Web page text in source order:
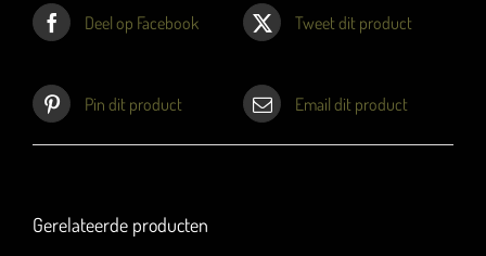
Deel op Facebook Tweet dit product
Pin dit product Email dit product
Gerelateerde producten